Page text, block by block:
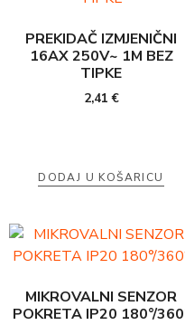
PREKIDAČ IZMJENIČNI
16AX 250V~ 1M BEZ
TIPKE
2,41€
DODAJ U KOŠARICU
MIKROVALNI SENZOR
POKRETA IP20 180°/